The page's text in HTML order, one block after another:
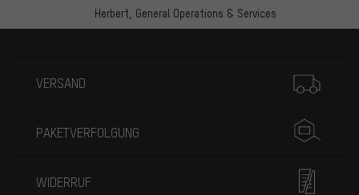
Herbert, General Operations & Services
VERSAND
PAKETVERFOLGUNG
WIDERRUF